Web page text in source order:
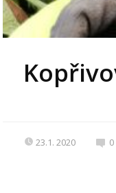
23.1. 2020 0